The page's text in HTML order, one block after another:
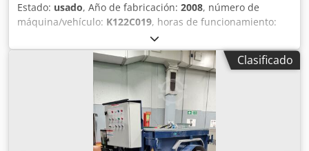
Estado: usado, Año de fabricación: 2008, número de
máquina/vehículo: K122C019, horas de funcionamiento:
, Grúa pórtico de 40 toneladas – Teichmann / Paola
De Nicola Se vende una grúa pórtico con una capacidad de
elevación de 40 toneladas, tras una modernización integral
realizada en 2025 por Teichmann GmbH. Dcodpfxezick Ie
Agdek La máquina está en perfecto estado de
funcionamiento, con las certificaciones y la documentación
técnica completas y actualizadas. Datos básicos: •
Fabricante: Paola De Nicola S.p.A. • Año de fabricación:
Clasificado